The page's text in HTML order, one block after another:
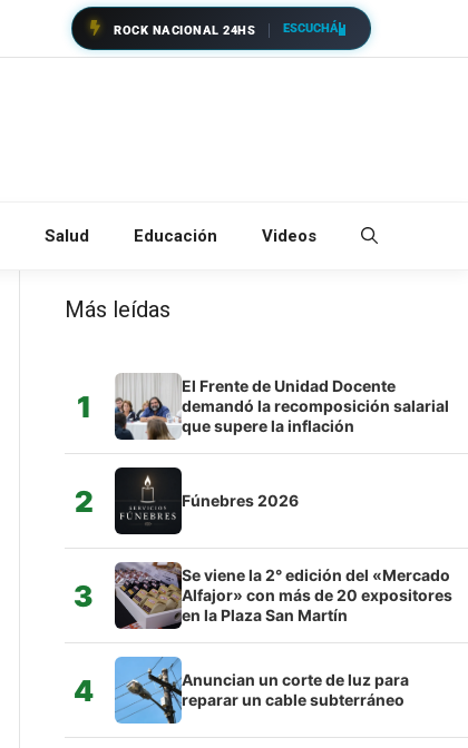
ROCK NACIONAL 24HS ESCUCHÁ
Salud Educación Videos
Más leídas
1
El Frente de Unidad Docente
demandó la recomposición salarial
que supere la inflación
2 Fúnebres 2026
3
Se viene la 2° edición del «Mercado
Alfajor» con más de 20 expositores
en la Plaza San Martín
4
Anuncian un corte de luz para
reparar un cable subterráneo